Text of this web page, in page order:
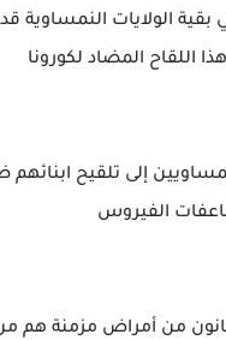
الولايات النمساوية
اللقاح المضاد لكورونا
إلى تلقيح
الفيروس
يعانون من أمراض مزمنة